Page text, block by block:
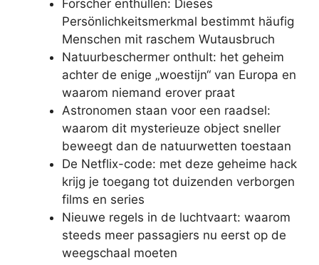
Forscher enthüllen: Dieses
Persönlichkeitsmerkmal bestimmt häufig
Menschen mit raschem Wutausbruch
Natuurbeschermer onthult: het geheim
achter de enige „woestijn“ van Europa en
waarom niemand erover praat
Astronomen staan voor een raadsel:
waarom dit mysterieuze object sneller
beweegt dan de natuurwetten toestaan
De Netflix-code: met deze geheime hack
krijg je toegang tot duizenden verborgen
films en series
Nieuwe regels in de luchtvaart: waarom
steeds meer passagiers nu eerst op de
weegschaal moeten